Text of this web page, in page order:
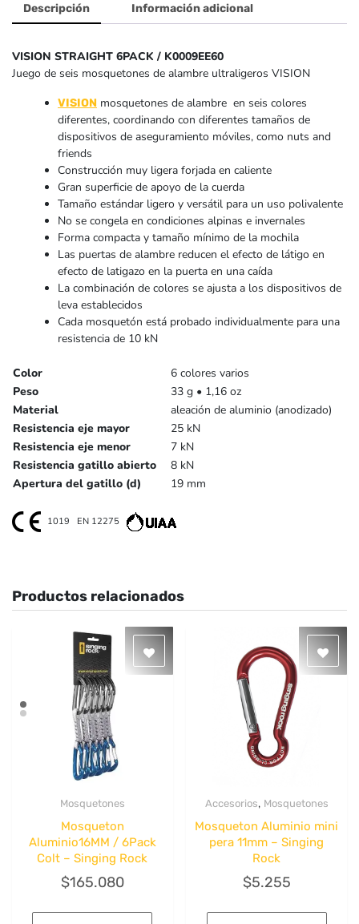
Descripción Información adicional
VISION STRAIGHT 6PACK / K0009EE60
Juego de seis mosquetones de alambre ultraligeros VISION
VISION mosquetones de alambre en seis colores
diferentes, coordinando con diferentes tamaños de
dispositivos de aseguramiento móviles, como nuts and
friends
Construcción muy ligera forjada en caliente
Gran superficie de apoyo de la cuerda
Tamaño estándar ligero y versátil para un uso polivalente
No se congela en condiciones alpinas e invernales
Forma compacta y tamaño mínimo de la mochila
Las puertas de alambre reducen el efecto de látigo en
efecto de latigazo en la puerta en una caída
La combinación de colores se ajusta a los dispositivos de
leva establecidos
Cada mosquetón está probado individualmente para una
resistencia de 10 kN
Color
6 colores varios
Peso
33 g • 1,16 oz
Material
aleación de aluminio (anodizado)
Resistencia eje mayor
25 kN
Resistencia eje menor
7 kN
Resistencia gatillo abierto
8 kN
Apertura del gatillo (d)
19 mm
1019 EN 12275
Productos relacionados
Mosquetones
Mosqueton
Aluminio16MM / 6Pack
Colt – Singing Rock
$165.080
Accesorios, Mosquetones
Mosqueton Aluminio mini
pera 11mm – Singing
Rock
$5.255